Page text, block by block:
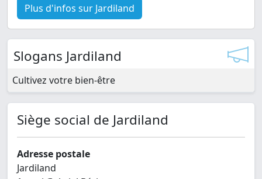
Plus d'infos sur Jardiland
Slogans Jardiland
Cultivez votre bien-être
Siège social de Jardiland
Adresse postale
Jardiland